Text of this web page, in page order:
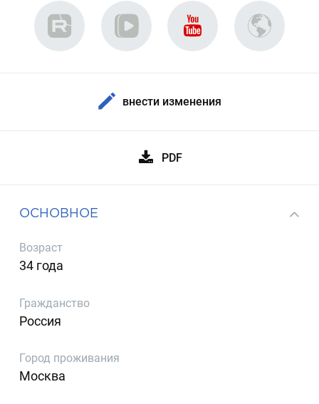
внести изменения
PDF
ОСНОВНОЕ
Возраст
34 года
Гражданство
Россия
Город проживания
Москва